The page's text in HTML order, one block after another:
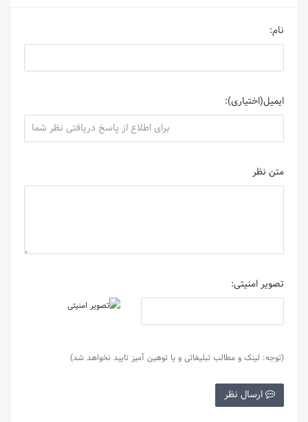
نام:
ایمیل(اختیاری):
متن نظر
تصویر امنیتی:
(توجه: لینک و مطالب تبلیغاتی و یا توهین آمیز تایید نخواهد شد)